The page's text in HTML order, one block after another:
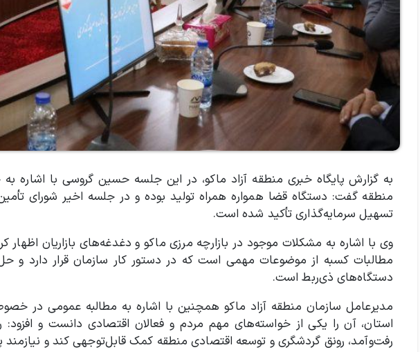
به گزارش پایگاه خبری منطقه آزاد ماکو، در این جلسه حسین گروسی با اشاره
منطقه گفت: دستگاه قضا همواره همراه تولید بوده و در جلسه اخیر شورای تأمین
تسهیل سرمایه‌گذاری تأکید شده است.
وی با اشاره به مشکلات موجود در بازارچه مرزی ماکو و دغدغه‌های بازاریان اظهار
مطالبات کسبه از موضوعات مهمی است که در دستور کار سازمان قرار دارد و
دستگاه‌های ذی‌ربط است.
مدیرعامل سازمان منطقه آزاد ماکو همچنین با اشاره به مطالبه عمومی در
استان، آن را یکی از خواسته‌های مهم مردم و فعالان اقتصادی دانست و
رفت‌وآمد، رونق گردشگری و توسعه اقتصادی منطقه کمک قابل‌توجهی کند و